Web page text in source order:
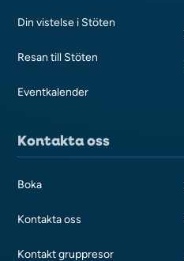
Din vistelse i Stöten
Resan till Stöten
Eventkalender
Kontakta oss
Boka
Kontakta oss
Kontakt gruppresor